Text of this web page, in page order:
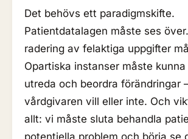
Det behövs ett paradigmskifte.
Patientdatalagen måste ses
radering av felaktiga uppgifter
Opartiska instanser måste
utreda och beordra förändringar
vårdgivaren vill eller inte. Och
allt: vi måste sluta behandla
potentiella problem och börja se